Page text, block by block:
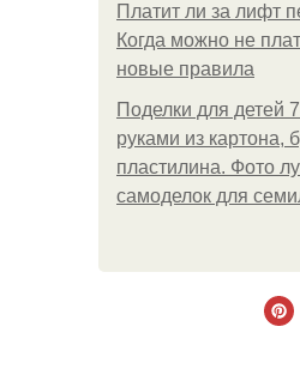
Платит ли за лифт
Когда можно не
новые правила
Поделки для детей
руками из картона,
пластилина. Фото
самоделок для